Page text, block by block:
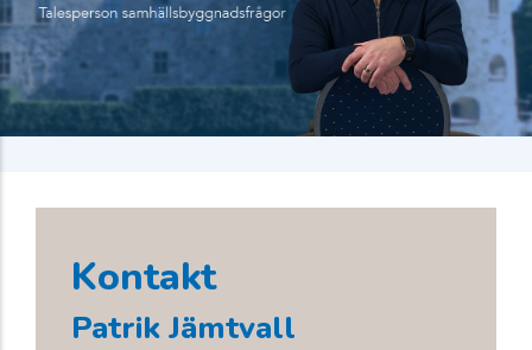
Kontakt
Patrik Jämtvall